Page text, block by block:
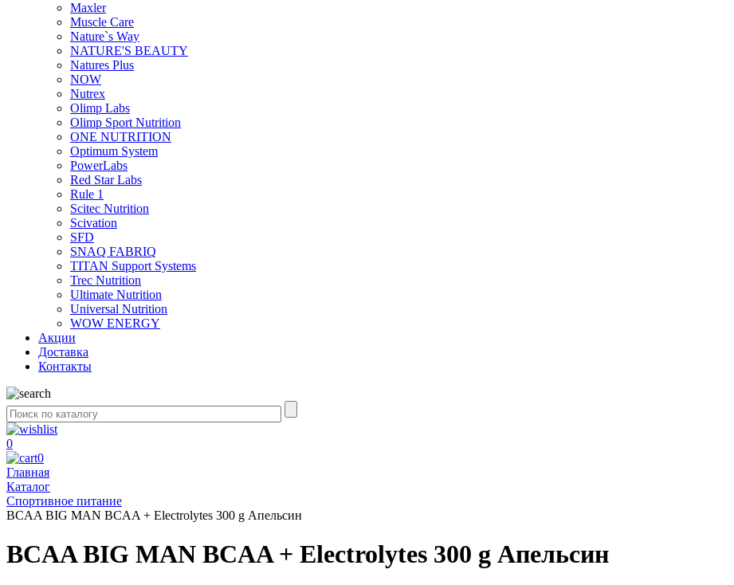
Maxler
Muscle Care
Nature`s Way
NATURE'S BEAUTY
Natures Plus
NOW
Nutrex
Olimp Labs
Olimp Sport Nutrition
ONE NUTRITION
Optimum System
PowerLabs
Red Star Labs
Rule 1
Scitec Nutrition
Scivation
SFD
SNAQ FABRIQ
TITAN Support Systems
Trec Nutrition
Ultimate Nutrition
Universal Nutrition
WOW ENERGY
Акции
Доставка
Контакты
0
0
Главная
Каталог
Спортивное питание
BCAA BIG MAN BCAA + Electrolytes 300 g Апельсин
BCAA BIG MAN BCAA + Electrolytes 300 g Апельсин